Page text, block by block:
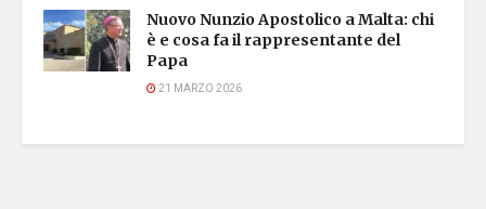
Nuovo Nunzio Apostolico a Malta: chi
è e cosa fa il rappresentante del
Papa
21 MARZO 2026